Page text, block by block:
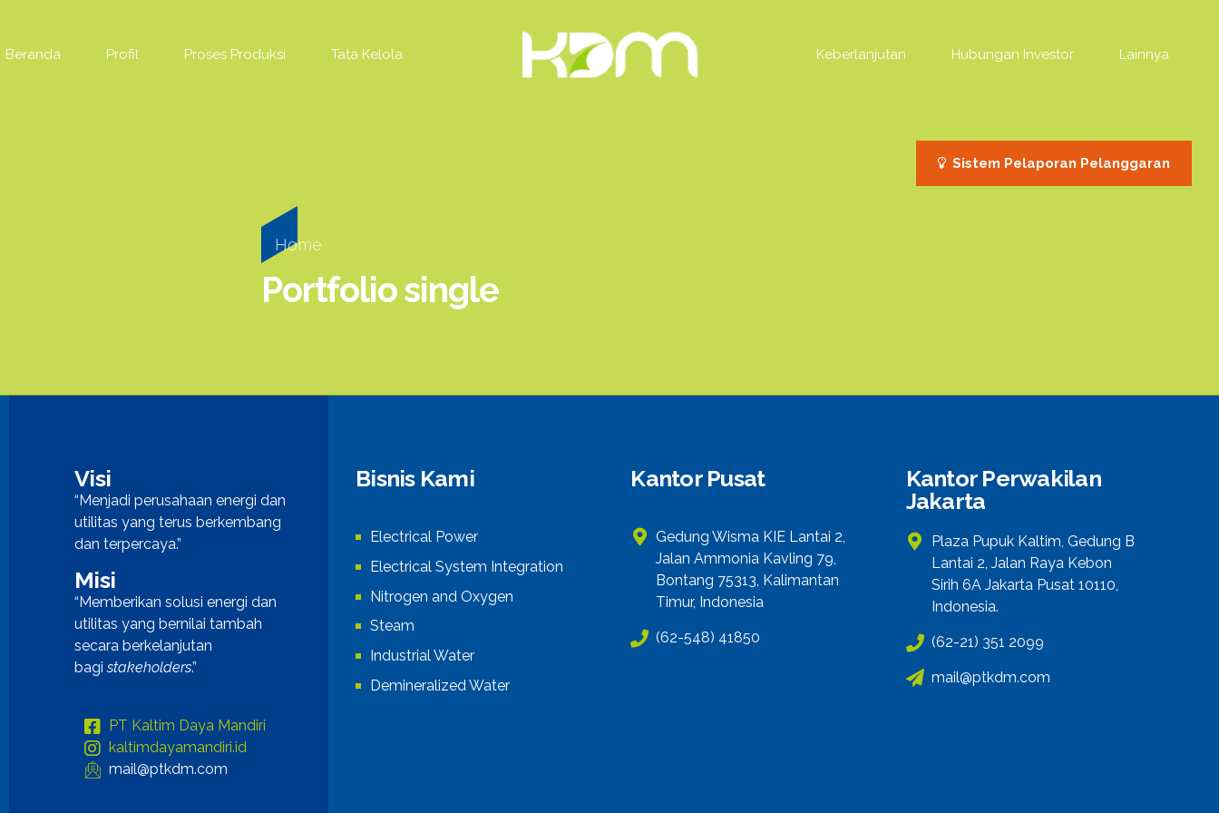
Sistem Pelaporan Pelanggaran
Beranda Profil Proses Produksi Tata Kelola Keberlanjutan Hubungan Investor Lainnya
Home
Portfolio single
Visi
“Menjadi perusahaan energi dan
utilitas yang terus berkembang
dan terpercaya.”
Misi
“Memberikan solusi energi dan
utilitas yang bernilai tambah
secara berkelanjutan
bagistakeholders.”
PT Kaltim Daya Mandiri
kaltimdayamandiri.id
mail@ptkdm.com
Bisnis Kami
Electrical Power
Electrical System Integration
Nitrogen and Oxygen
Steam
Industrial Water
Demineralized Water
Kantor Pusat
Gedung Wisma KIE Lantai 2,
Jalan Ammonia Kavling 79,
Bontang 75313, Kalimantan
Timur, Indonesia
(62-548) 41850
Kantor Perwakilan
Jakarta
Plaza Pupuk Kaltim, Gedung B
Lantai 2, Jalan Raya Kebon
Sirih 6A Jakarta Pusat 10110,
Indonesia.
(62-21) 351 2099
mail@ptkdm.com